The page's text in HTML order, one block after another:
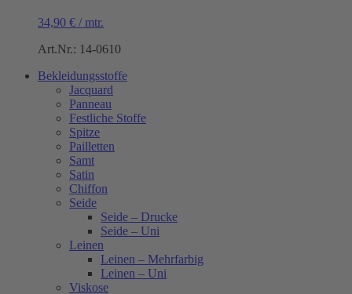
34,90 € / mtr.
Art.Nr.: 14-0610
Bekleidungsstoffe
Jacquard
Panneau
Festliche Stoffe
Spitze
Pailletten
Samt
Satin
Chiffon
Seide
Seide – Drucke
Seide – Uni
Leinen
Leinen – Mehrfarbig
Leinen – Uni
Viskose